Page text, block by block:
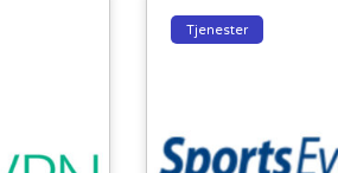
Tjenester